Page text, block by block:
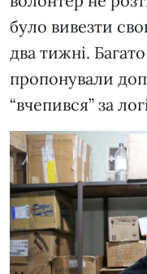
було вивезти
два тижні.
пропонували
“вчепився” за